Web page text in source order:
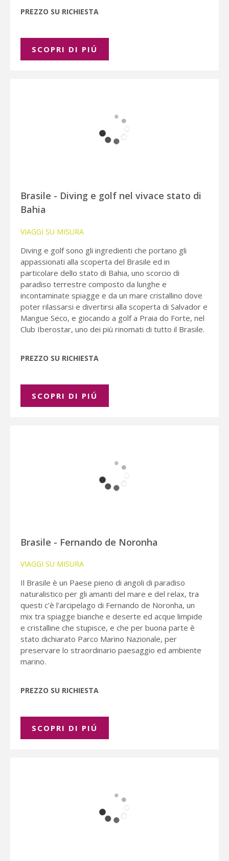
PREZZO SU RICHIESTA
SCOPRI DI PIÚ
Brasile - Diving e golf nel vivace stato di
Bahia
VIAGGI SU MISURA
Diving e golf sono gli ingredienti che portano gli
appassionati alla scoperta del Brasile ed in
particolare dello stato di Bahia, uno scorcio di
paradiso terrestre composto da lunghe e
incontaminate spiagge e da un mare cristallino dove
poter rilassarsi e divertirsi alla scoperta di Salvador e
Mangue Seco, e giocando a golf a Praia do Forte, nel
Club Iberostar, uno dei più rinomati di tutto il Brasile.
PREZZO SU RICHIESTA
SCOPRI DI PIÚ
Brasile - Fernando de Noronha
VIAGGI SU MISURA
Il Brasile è un Paese pieno di angoli di paradiso
naturalistico per gli amanti del mare e del relax, tra
questi c’è l’arcipelago di Fernando de Noronha, un
mix tra spiagge bianche e deserte ed acque limpide
e cristalline che stupisce, e che per buona parte è
stato dichiarato Parco Marino Nazionale, per
preservare lo straordinario paesaggio ed ambiente
marino.
PREZZO SU RICHIESTA
SCOPRI DI PIÚ